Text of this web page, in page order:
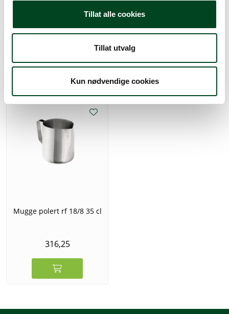
Tillat alle cookies
Tillat utvalg
Kun nødvendige cookies
Mugge polert rf 18/8 190
cl
Mugge polert rf 18/8 35 cl
316,25